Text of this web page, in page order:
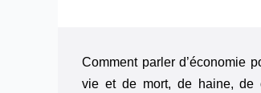
Comment parler d’économie
vie et de mort, de haine, de